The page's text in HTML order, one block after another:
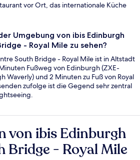
vor Ort, das internationale Küche
Umgebung von ibis Edinburgh
- Royal Mile zu sehen?
South Bridge - Royal Mile ist in Altstadt
Fußweg von Edinburgh (ZXE-
Waverly) und 2 Minuten zu Fuß von Royal
zufolge ist die Gegend sehr zentral
von ibis Edinburgh
Bridge - Royal Mile